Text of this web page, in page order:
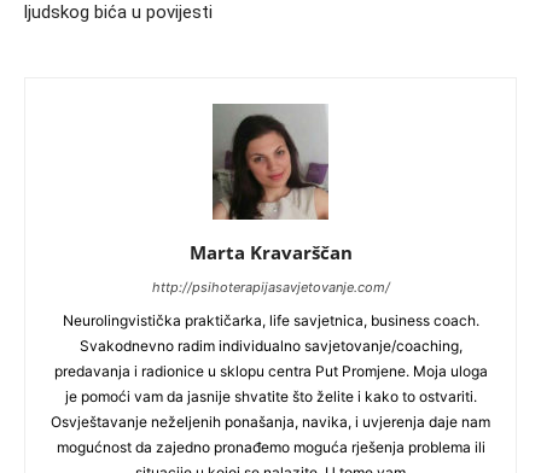
ljudskog bića u povijesti
Marta Kravarščan
http://psihoterapijasavjetovanje.com/
Neurolingvistička praktičarka, life savjetnica, business coach.
Svakodnevno radim individualno savjetovanje/coaching,
predavanja i radionice u sklopu centra Put Promjene. Moja uloga
je pomoći vam da jasnije shvatite što želite i kako to ostvariti.
Osvještavanje neželjenih ponašanja, navika, i uvjerenja daje nam
mogućnost da zajedno pronađemo moguća rješenja problema ili